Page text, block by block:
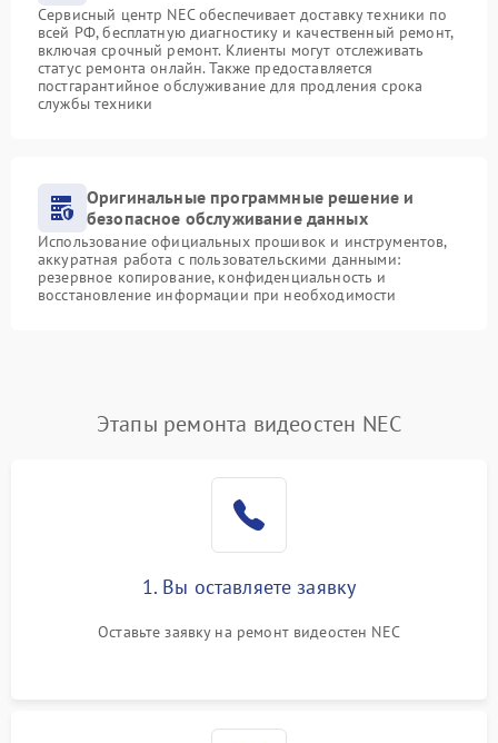
Сервисный центр NEC обеспечивает доставку техники по
всей РФ, бесплатную диагностику и качественный ремонт,
включая срочный ремонт. Клиенты могут отслеживать
статус ремонта онлайн. Также предоставляется
постгарантийное обслуживание для продления срока
службы техники
Оригинальные программные решение и
безопасное обслуживание данных
Использование официальных прошивок и инструментов,
аккуратная работа с пользовательскими данными:
резервное копирование, конфиденциальность и
восстановление информации при необходимости
Этапы ремонта видеостен NEC
1. Вы оставляете заявку
Оставьте заявку на ремонт видеостен NEC